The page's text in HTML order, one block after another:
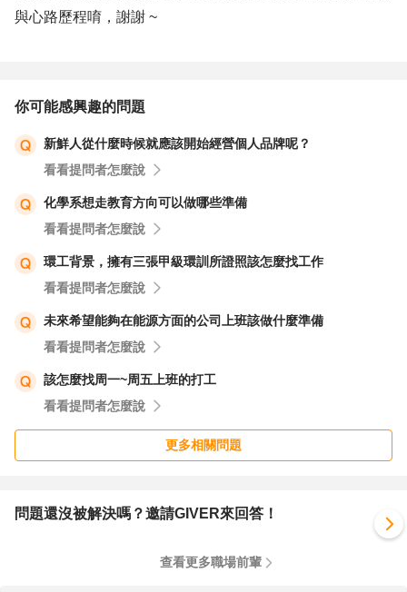
與心路歷程唷，謝謝 ~
你可能感興趣的問題
新鮮人從什麼時候就應該開始經營個人品牌呢？
看看提問者怎麼說
化學系想走教育方向可以做哪些準備
看看提問者怎麼說
環工背景，擁有三張甲級環訓所證照該怎麼找工作
看看提問者怎麼說
未來希望能夠在能源方面的公司上班該做什麼準備
看看提問者怎麼說
該怎麼找周一~周五上班的打工
看看提問者怎麼說
更多相關問題
問題還沒被解決嗎？邀請GIVER來回答！
查看更多職場前輩